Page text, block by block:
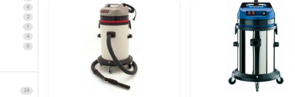
4
2
1
4
6
24